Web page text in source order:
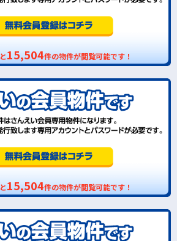
15,504件の物件が閲覧可能です！
15,504件の物件が閲覧可能です！